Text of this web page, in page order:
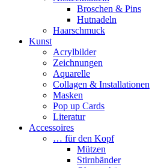
Broschen & Pins
Hutnadeln
Haarschmuck
Kunst
Acrylbilder
Zeichnungen
Aquarelle
Collagen & Installationen
Masken
Pop up Cards
Literatur
Accessoires
… für den Kopf
Mützen
Stirnbänder